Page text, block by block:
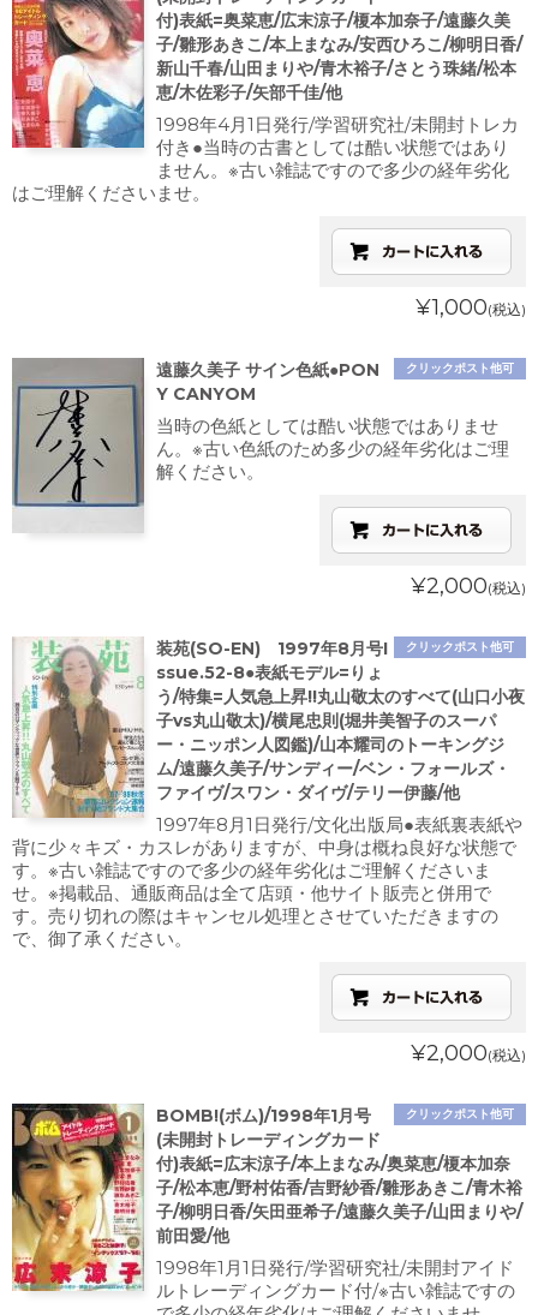
付)表紙=奥菜恵/広末涼子/榎本加奈子/遠藤久美
子/雛形あきこ/本上まなみ/安西ひろこ/柳明日香/
新山千春/山田まりや/青木裕子/さとう珠緒/松本
恵/木佐彩子/矢部千佳/他
1998年4月1日発行/学習研究社/未開封トレカ
付き●当時の古書としては酷い状態ではあり
ません。※古い雑誌ですので多少の経年劣化
はご理解くださいませ。
¥1,000(税込)
クリックポスト他可
遠藤久美子 サイン色紙●PON
Y CANYOM
当時の色紙としては酷い状態ではありませ
ん。※古い色紙のため多少の経年劣化はご理
解ください。
¥2,000(税込)
クリックポスト他可
装苑(SO-EN) 1997年8月号I
ssue.52-8●表紙モデル=りょ
う/特集=人気急上昇!!丸山敬太のすべて(山口小夜
子vs丸山敬太)/横尾忠則(堀井美智子のスーパ
ー・ニッポン人図鑑)/山本耀司のトーキングジ
ム/遠藤久美子/サンディー/ベン・フォールズ・
ファイヴ/スワン・ダイヴ/テリー伊藤/他
1997年8月1日発行/文化出版局●表紙裏表紙や
背に少々キズ・カスレがありますが、中身は概ね良好な状態で
す。※古い雑誌ですので多少の経年劣化はご理解くださいま
せ。※掲載品、通販商品は全て店頭・他サイト販売と併用で
す。売り切れの際はキャンセル処理とさせていただきますの
で、御了承ください。
¥2,000(税込)
クリックポスト他可
BOMB!(ボム)/1998年1月号
(未開封トレーディングカード
付)表紙=広末涼子/本上まなみ/奥菜恵/榎本加奈
子/松本恵/野村佑香/吉野紗香/雛形あきこ/青木裕
子/柳明日香/矢田亜希子/遠藤久美子/山田まりや/
前田愛/他
1998年1月1日発行/学習研究社/未開封アイド
ルトレーディングカード付/※古い雑誌ですの